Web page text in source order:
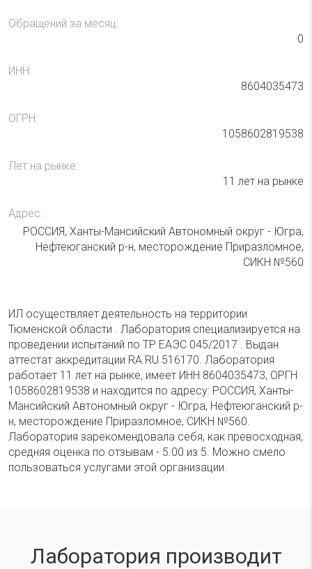
Обращений за месяц:
0
ИНН:
8604035473
ОГРН:
1058602819538
Лет на рынке:
11 лет на рынке
Адрес:
РОССИЯ, Ханты-Мансийский Автономный округ - Югра,
Нефтеюганский р-н, месторождение Приразломное,
СИКН №560
ИЛ осуществляет деятельность на территории
Тюменской области . Лаборатория специализируется на
проведении испытаний по ТР ЕАЭС 045/2017 . Выдан
аттестат аккредитации RA.RU.516170. Лаборатория
работает 11 лет на рынке, имеет ИНН 8604035473, ОРГН
1058602819538 и находится по адресу: РОССИЯ, Ханты-
Мансийский Автономный округ - Югра, Нефтеюганский р-
н, месторождение Приразломное, СИКН №560.
Лаборатория зарекомендовала себя, как превосходная,
средняя оценка по отзывам - 5.00 из 5. Можно смело
пользоваться услугами этой организации.
Лаборатория производит